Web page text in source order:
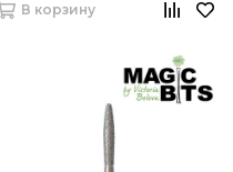
В корзину